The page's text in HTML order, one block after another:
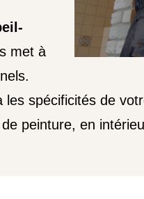
met à
spécificités de
peinture, en